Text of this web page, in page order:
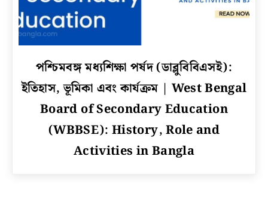
to
পশ্চিমবঙ্গ
মধ্যশিক্ষা
(ডাব্লুবিবিএসই):
পশ্চিমবঙ্গ মধ্যশিক্ষা পর্ষদ (ডাব্লুবিবিএসই):
ইতিহাস, ভূমিকা এবং কার্যক্রম | West Bengal
Board of Secondary Education
(WBBSE): History, Role and
Activities in Bangla